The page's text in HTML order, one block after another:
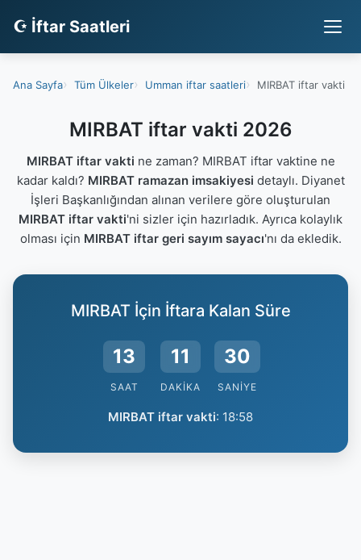
☪ İftar Saatleri
Ana Sayfa Tüm Ülkeler Umman iftar saatleri MIRBAT iftar vakti
MIRBAT iftar vakti 2026
MIRBAT iftar vakti ne zaman? MIRBAT iftar vaktine ne
kadar kaldı? MIRBAT ramazan imsakiyesi detaylı. Diyanet
İşleri Başkanlığından alınan verilere göre oluşturulan
MIRBAT iftar vakti'ni sizler için hazırladık. Ayrıca kolaylık
olması için MIRBAT iftar geri sayım sayacı'nı da ekledik.
MIRBAT İçin İftara Kalan Süre
13
SAAT
11
DAKIKA
30
SANIYE
MIRBAT iftar vakti: 18:58